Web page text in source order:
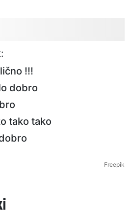
!!!
dobro
tako tako
Freepik